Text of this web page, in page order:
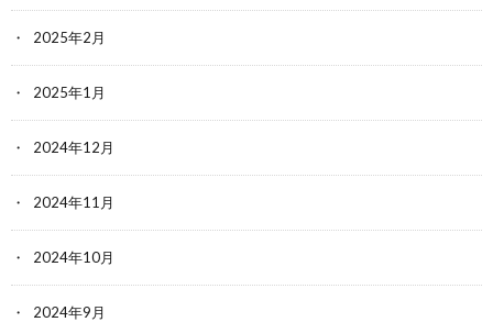
2025年2月
2025年1月
2024年12月
2024年11月
2024年10月
2024年9月